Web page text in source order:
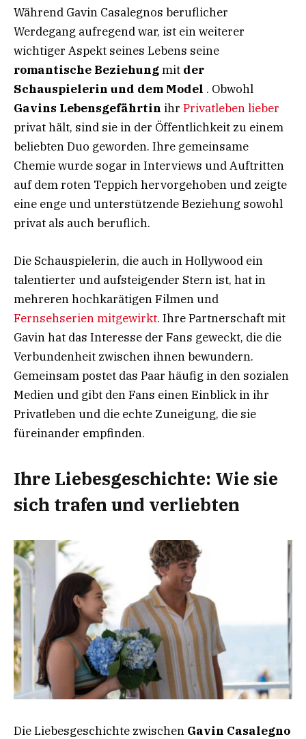
Während Gavin Casalegnos beruflicher
Werdegang aufregend war, ist ein weiterer
wichtiger Aspekt seines Lebens seine
romantische Beziehungmit der
Schauspielerin und dem Model . Obwohl
Gavins Lebensgefährtin ihr Privatleben lieber
privat hält, sind sie in der Öffentlichkeit zu einem
beliebten Duo geworden. Ihre gemeinsame
Chemie wurde sogar in Interviews und Auftritten
auf dem roten Teppich hervorgehoben und zeigte
eine enge und unterstützende Beziehung sowohl
privat als auch beruflich.
Die Schauspielerin, die auch in Hollywood ein
talentierter und aufsteigender Stern ist, hat in
mehreren hochkarätigen Filmen und
Fernsehserien mitgewirkt. Ihre Partnerschaft mit
Gavin hat das Interesse der Fans geweckt, die die
Verbundenheit zwischen ihnen bewundern.
Gemeinsam postet das Paar häufig in den sozialen
Medien und gibt den Fans einen Einblick in ihr
Privatleben und die echte Zuneigung, die sie
füreinander empfinden.
Ihre Liebesgeschichte: Wie sie
sich trafen und verliebten
Die Liebesgeschichte zwischen Gavin Casalegno